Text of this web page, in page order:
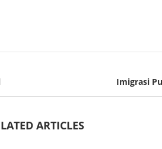
Imigrasi
ARTICLES